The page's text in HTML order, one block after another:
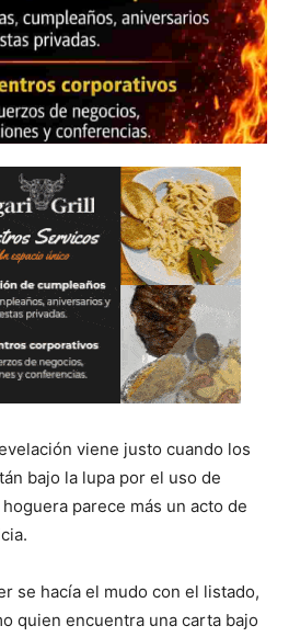
viene justo cuando los
bajo la lupa por el uso de
parece más un acto de
se hacía el mudo con el listado,
quien encuentra una carta bajo